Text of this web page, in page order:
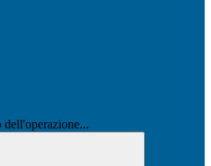
dell'operazione...